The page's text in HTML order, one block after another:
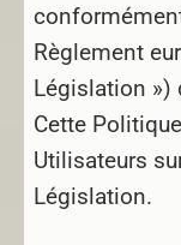
Règlement
Législation »)
Cette
Utilisateurs
Législation.